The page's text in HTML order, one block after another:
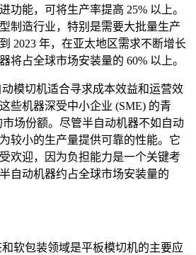
功能，可将生产率提高 25% 以上。
制造行业，特别是需要大批量生产
2023 年，在亚太地区需求不断增长
将占全球市场安装量的 60% 以上。
模切机适合寻求成本效益和运营效
些机器深受中小企业 (SME) 的青
市场份额。尽管半自动机器不如自动
较小的生产量提供可靠的性能。它
欢迎，因为负担能力是一个关键考
自动机器约占全球市场安装量的
软包装领域是平板模切机的主要应